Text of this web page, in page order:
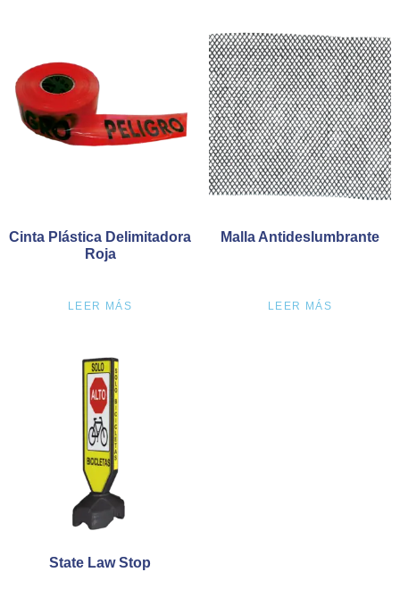
Cinta Plástica Delimitadora
Roja
LEER MÁS
Malla Antideslumbrante
LEER MÁS
State Law Stop